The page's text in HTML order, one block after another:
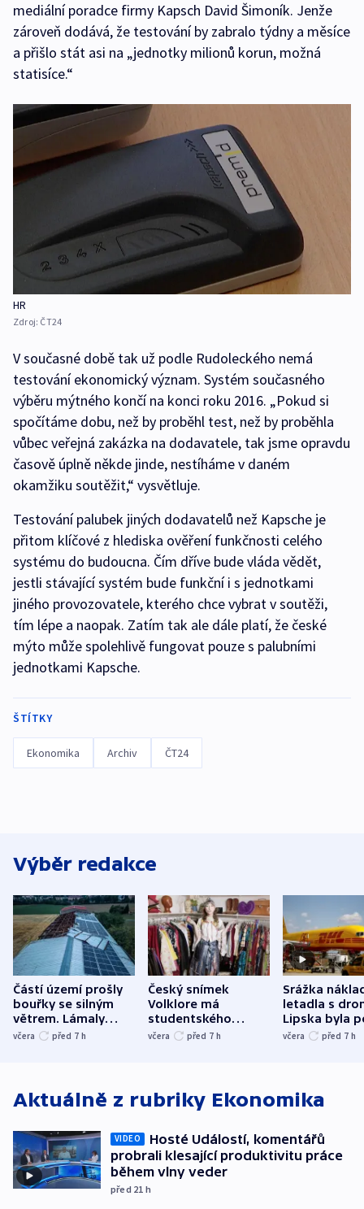
mediální poradce firmy Kapsch David Šimoník. Jenže
zároveň dodává, že testování by zabralo týdny a měsíce
a přišlo stát asi na „jednotky milionů korun, možná
statisíce.“
HR
Zdroj: ČT24
V současné době tak už podle Rudoleckého nemá
testování ekonomický význam. Systém současného
výběru mýtného končí na konci roku 2016. „Pokud si
spočítáme dobu, než by proběhl test, než by proběhla
vůbec veřejná zakázka na dodavatele, tak jsme opravdu
časově úplně někde jinde, nestíháme v daném
okamžiku soutěžit,“ vysvětluje.
Testování palubek jiných dodavatelů než Kapsche je
přitom klíčové z hlediska ověření funkčnosti celého
systému do budoucna. Čím dříve bude vláda vědět,
jestli stávající systém bude funkční i s jednotkami
jiného provozovatele, kterého chce vybrat v soutěži,
tím lépe a naopak. Zatím tak ale dále platí, že české
mýto může spolehlivě fungovat pouze s palubními
jednotkami Kapsche.
ŠTÍTKY
Ekonomika Archiv ČT24
Výběr redakce
Částí území prošly
bouřky se silným
větrem. Lámaly
stromy a poničily
včera před 7 h
Český snímek
Volklore má
studentského
Oscara, zabojuje o
včera před 7 h
Srážka
letadla s
Lipska byla
německého
včera před 7 h
Aktuálně z rubriky Ekonomika
VIDEO
Hosté Událostí, komentářů
probrali klesající produktivitu práce
během vlny veder
před 21 h